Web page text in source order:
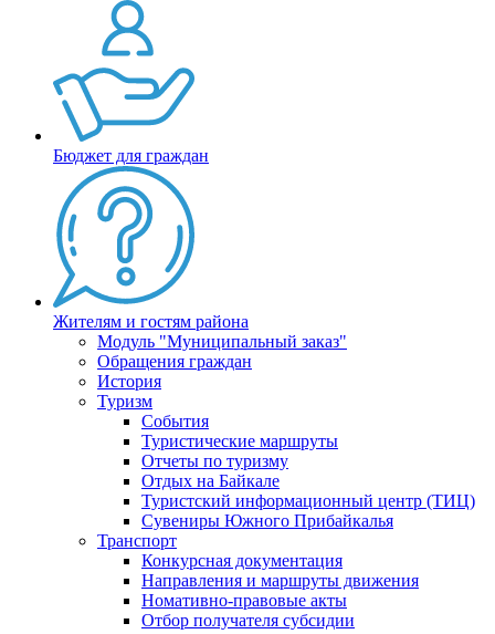
Бюджет для граждан
Жителям и гостям района
Модуль "Муниципальный заказ"
Обращения граждан
История
Туризм
События
Туристические маршруты
Отчеты по туризму
Отдых на Байкале
Туристский информационный центр (ТИЦ)
Сувениры Южного Прибайкалья
Транспорт
Конкурсная документация
Направления и маршруты движения
Номативно-правовые акты
Отбор получателя субсидии